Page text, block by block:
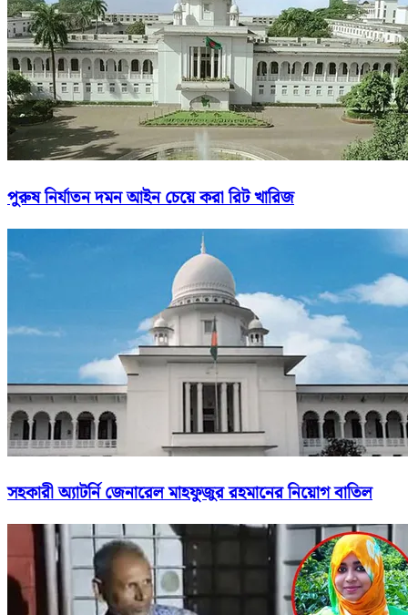
পুরুষ নির্যাতন দমন আইন চেয়ে করা রিট খারিজ
সহকারী অ্যাটর্নি জেনারেল মাহফুজুর রহমানের নিয়োগ বাতিল